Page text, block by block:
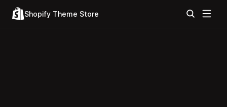
Shopify Theme Store